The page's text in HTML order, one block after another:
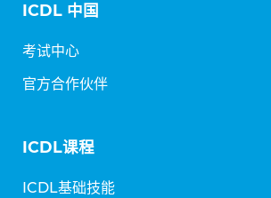
ICDL 中国
考试中心
官方合作伙伴
ICDL课程
ICDL基础技能